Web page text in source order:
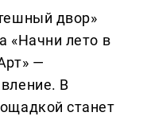
двор»
«Начни лето в
—
В
станет